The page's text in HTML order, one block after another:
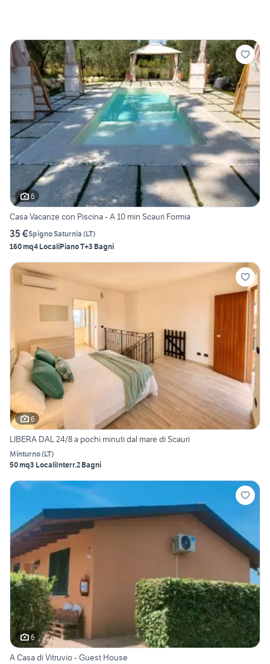
6
Casa Vacanze con Piscina - A 10 min Scauri Formia
35 €Spigno Saturnia (LT)
160 mq4 LocaliPiano T+3 Bagni
6
LIBERA DAL 24/8 a pochi minuti dal mare di Scauri
Minturno(LT)
50 mq3 LocaliInterr.2 Bagni
6
A Casa di Vitruvio - Guest House